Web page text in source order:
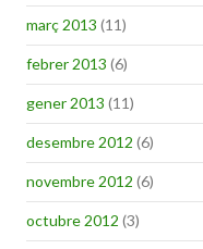
març 2013 (11)
febrer 2013 (6)
gener 2013 (11)
desembre 2012 (6)
novembre 2012 (6)
octubre 2012 (3)